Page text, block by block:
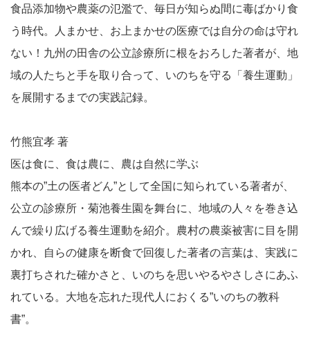
食品添加物や農薬の氾濫で、毎日が知らぬ間に毒ばかり食
う時代。人まかせ、お上まかせの医療では自分の命は守れ
ない！九州の田舎の公立診療所に根をおろした著者が、地
域の人たちと手を取り合って、いのちを守る「養生運動」
を展開するまでの実践記録。
竹熊宜孝 著
医は食に、食は農に、農は自然に学ぶ
熊本の”土の医者どん”として全国に知られている著者が、
公立の診療所・菊池養生園を舞台に、地域の人々を巻き込
んで繰り広げる養生運動を紹介。農村の農薬被害に目を開
かれ、自らの健康を断食で回復した著者の言葉は、実践に
裏打ちされた確かさと、いのちを思いやるやさしさにあふ
れている。大地を忘れた現代人におくる”いのちの教科
書”。